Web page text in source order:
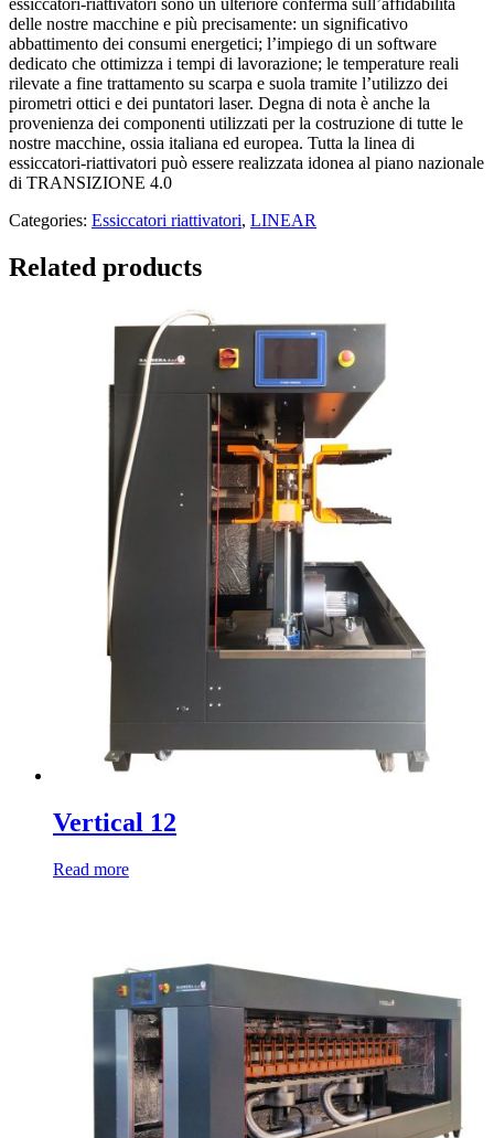
delle nostre macchine e più precisamente: un significativo
abbattimento dei consumi energetici; l’impiego di un software
dedicato che ottimizza i tempi di lavorazione; le temperature reali
rilevate a fine trattamento su scarpa e suola tramite l’utilizzo dei
pirometri ottici e dei puntatori laser. Degna di nota è anche la
provenienza dei componenti utilizzati per la costruzione di tutte le
nostre macchine, ossia italiana ed europea. Tutta la linea di
essiccatori-riattivatori può essere realizzata idonea al piano nazionale
di TRANSIZIONE 4.0
Categories: Essiccatori riattivatori, LINEAR
Related products
Vertical 12
Read more